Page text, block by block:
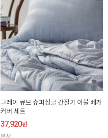
그레이 큐브 슈퍼싱글 간절기 이불 베게
커버 세트
37,920원
본사